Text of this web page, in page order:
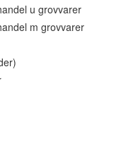
u grovvarer
m grovvarer